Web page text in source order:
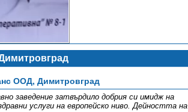
ООД, Димитровград
заведение затвърдило добрия си имидж на
услуги на европейско ниво. Дейността на